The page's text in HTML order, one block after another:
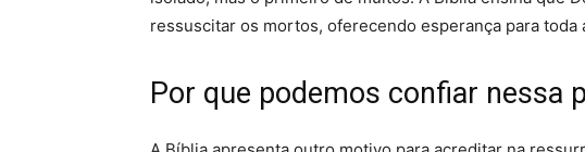
ressuscitar os mortos, oferecendo esperança para
Por que podemos confiar nessa